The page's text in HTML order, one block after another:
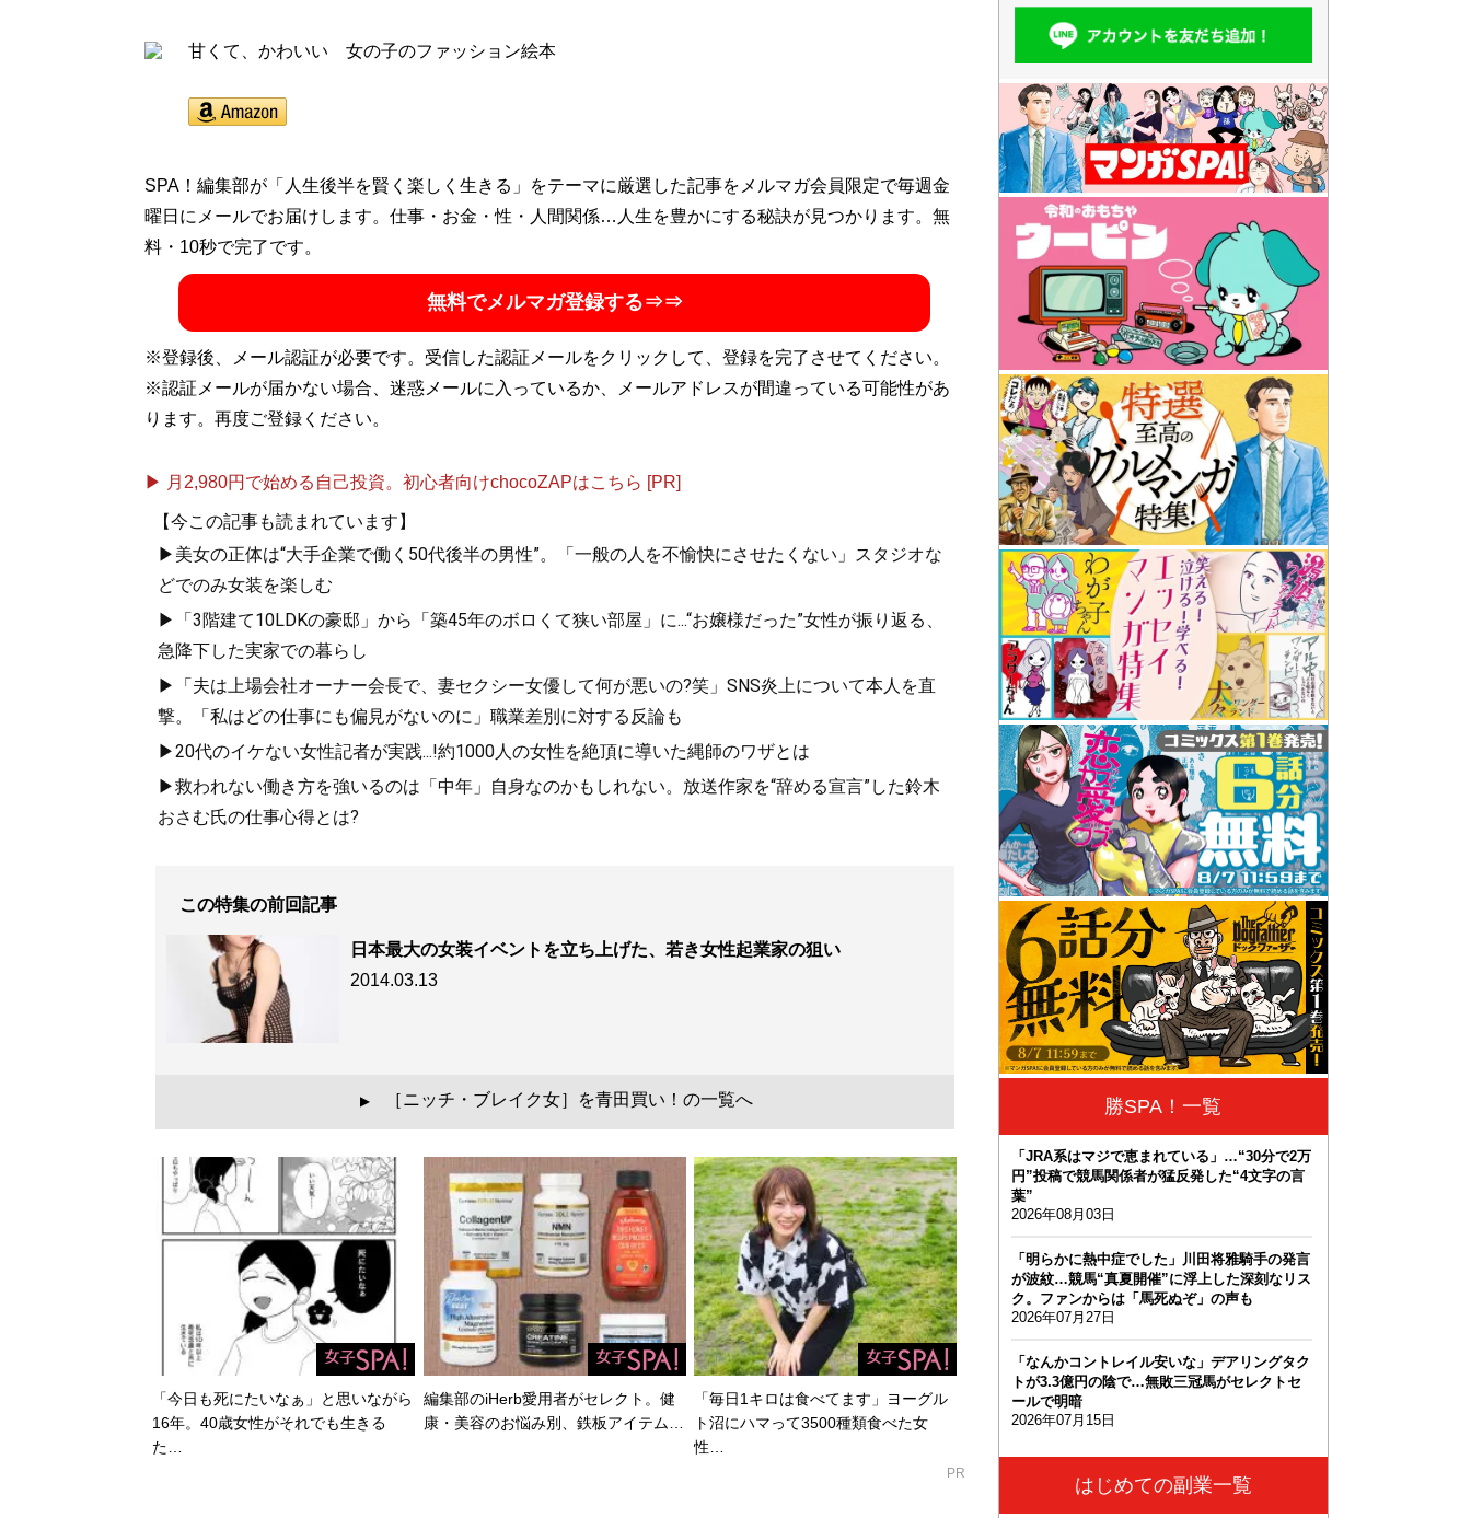
甘くて、かわいい 女の子のファッション絵本
SPA！編集部が「人生後半を賢く楽しく生きる」をテーマに厳選した記事をメルマガ会員限定で毎週金
曜日にメールでお届けします。仕事・お金・性・人間関係…人生を豊かにする秘訣が見つかります。無
料・10秒で完了です。
無料でメルマガ登録する⇒⇒
※登録後、メール認証が必要です。受信した認証メールをクリックして、登録を完了させてください。
※認証メールが届かない場合、迷惑メールに入っているか、メールアドレスが間違っている可能性があ
ります。再度ご登録ください。
▶ 月2,980円で始める自己投資。初心者向けchocoZAPはこちら [PR]
【今この記事も読まれています】
▶美女の正体は“大手企業で働く50代後半の男性”。「一般の人を不愉快にさせたくない」スタジオな
どでのみ女装を楽しむ
▶「3階建て10LDKの豪邸」から「築45年のボロくて狭い部屋」に...“お嬢様だった”女性が振り返る、
急降下した実家での暮らし
▶「夫は上場会社オーナー会長で、妻セクシー女優して何が悪いの?笑」SNS炎上について本人を直
撃。「私はどの仕事にも偏見がないのに」職業差別に対する反論も
▶20代のイケない女性記者が実践...!約1000人の女性を絶頂に導いた縄師のワザとは
▶救われない働き方を強いるのは「中年」自身なのかもしれない。放送作家を“辞める宣言”した鈴木
おさむ氏の仕事心得とは?
この特集の前回記事
日本最大の女装イベントを立ち上げた、若き女性起業家の狙い
2014.03.13
▲ ［ニッチ・ブレイク女］を青田買い！の一覧へ
「今日も死にたいなぁ」と思いながら
16年。40歳女性がそれでも生きる
た…
編集部のiHerb愛用者がセレクト。健
康・美容のお悩み別、鉄板アイテム…
「毎日1キロは食べてます」ヨーグル
ト沼にハマって3500種類食べた女
性…
PR
勝SPA！一覧
「JRA系はマジで恵まれている」…“30分で2万
円”投稿で競馬関係者が猛反発した“4文字の言
葉”
2026年08月03日
「明らかに熱中症でした」川田将雅騎手の発言
が波紋…競馬“真夏開催”に浮上した深刻なリス
ク。ファンからは「馬死ぬぞ」の声も
2026年07月27日
「なんかコントレイル安いな」デアリングタク
トが3.3億円の陰で…無敗三冠馬がセレクトセ
ールで明暗
2026年07月15日
はじめての副業一覧